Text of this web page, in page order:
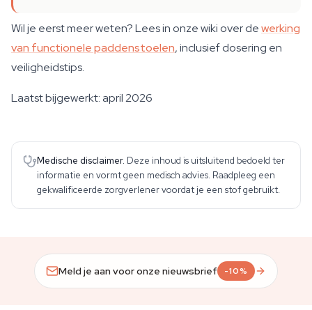
Wil je eerst meer weten? Lees in onze wiki over dewerking
van functionele paddenstoelen, inclusief dosering en
veiligheidstips.
Laatst bijgewerkt: april 2026
Medische disclaimer. Deze inhoud is uitsluitend bedoeld ter
informatie en vormt geen medisch advies. Raadpleeg een
gekwalificeerde zorgverlener voordat je een stof gebruikt.
Meld je aan voor onze nieuwsbrief -10%